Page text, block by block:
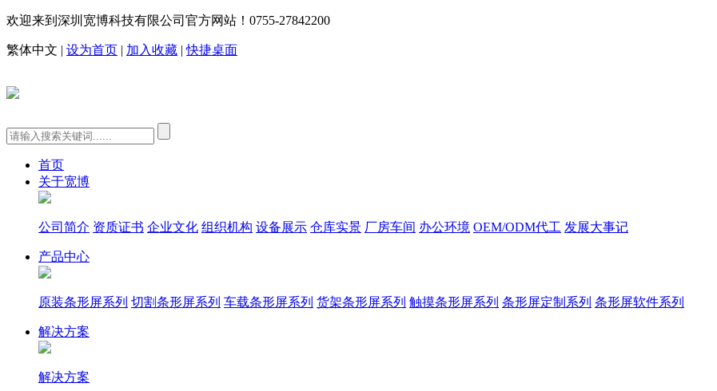
欢迎来到深圳宽博科技有限公司官方网站！ 0755-27842200
繁体中文 | 设为首页 | 加入收藏 |快捷桌面
首页
关于宽博
公司简介 资质证书 企业文化 组织机构 设备展示 仓库实景 厂房车间 办公环境 OEM/ODM代工 发展大事记
产品中心
原装条形屏系列 切割条形屏系列 车载条形屏系列 货架条形屏系列 触摸条形屏系列 条形屏定制系列 条形屏软件系列
解决方案
解决方案